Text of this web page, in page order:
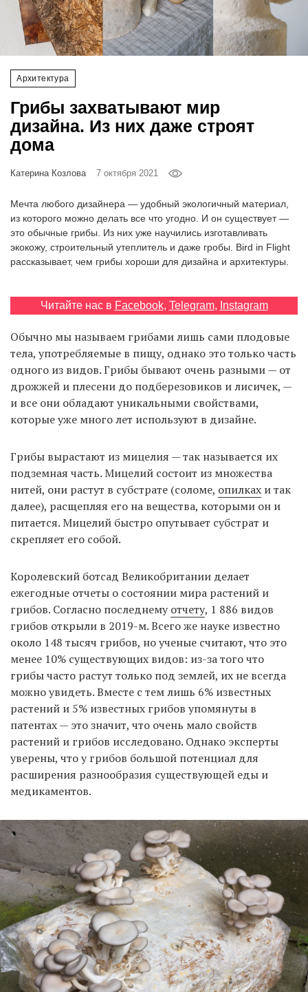
EN
UA
Архитектура
Грибы захватывают мир
дизайна. Из них даже строят
дома
Катерина Козлова 7 октября 2021
Мечта любого дизайнера — удобный экологичный материал,
из которого можно делать все что угодно. И он существует —
это обычные грибы. Из них уже научились изготавливать
экокожу, строительный утеплитель и даже гробы. Bird in Flight
рассказывает, чем грибы хороши для дизайна и архитектуры.
Читайте нас в Facebook, Telegram, Instagram
Обычно мы называем грибами лишь сами плодовые
тела, употребляемые в пищу, однако это только часть
одного из видов. Грибы бывают очень разными — от
дрожжей и плесени до подберезовиков и лисичек, —
и все они обладают уникальными свойствами,
которые уже много лет используют в дизайне.
Грибы вырастают из мицелия — так называется их
подземная часть. Мицелий состоит из множества
нитей, они растут в субстрате (соломе, опилках и так
далее), расщепляя его на вещества, которыми он и
питается. Мицелий быстро опутывает субстрат и
скрепляет его собой.
Королевский ботсад Великобритании делает
ежегодные отчеты о состоянии мира растений и
грибов. Согласно последнемуотчету, 1 886 видов
грибов открыли в 2019-м. Всего же науке известно
около 148 тысяч грибов, но ученые считают, что это
менее 10% существующих видов: из-за того что
грибы часто растут только под землей, их не всегда
можно увидеть. Вместе с тем лишь 6% известных
растений и 5% известных грибов упомянуты в
патентах — это значит, что очень мало свойств
растений и грибов исследовано. Однако эксперты
уверены, что у грибов большой потенциал для
расширения разнообразия существующей еды и
медикаментов.